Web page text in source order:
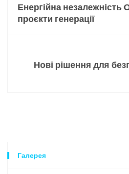
Енергійна незалежність
проєкти генерації
Нові рішення для
Галерея